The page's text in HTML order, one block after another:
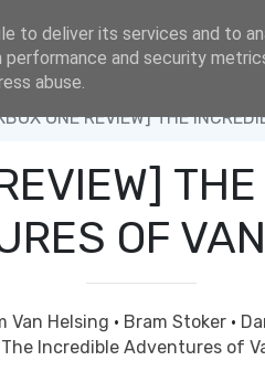
ONE REVIEW] THE
OF
Van Helsing · Bram Stoker ·
The Incredible Adventures of
to deliver its services and to
performance and security
abuse.